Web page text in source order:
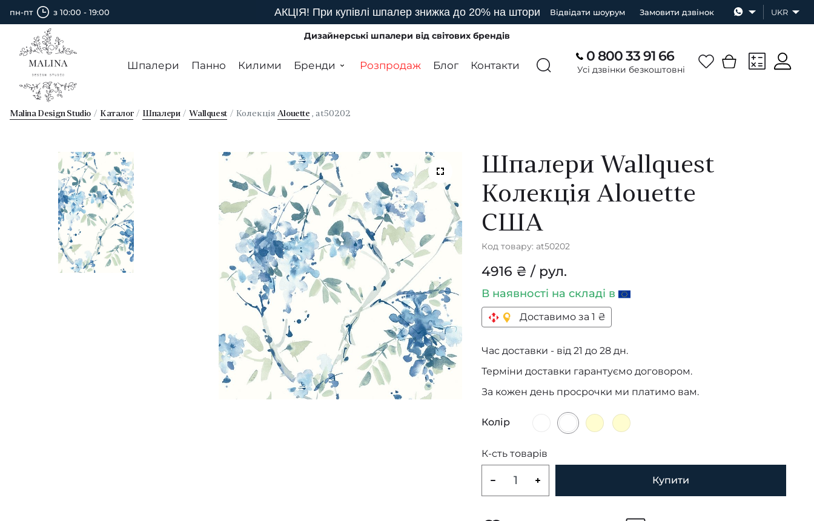
пн-пт з 10:00 - 19:00 АКЦІЯ! При купівлі шпалер знижка до 20% на штори Відвідати шоурум Замовити дзвінок UKR
Дизайнерські шпалери від світових брендів
Шпалери Панно Килими Бренди Розпродаж Блог Контакти
0 800 33 91 66
Усі дзвінки безкоштовні
Malina Design Studio Каталог Шпалери Wallquest Колекція Alouette , at50202
Шпалери Wallquest
Колекція Alouette
США
Код товару: at50202
4916 ₴ / рул.
В наявності на складі в
Доставимо за 1 ₴
Час доставки - від 21 до 28 дн.
Терміни доставки гарантуємо договором.
За кожен день просрочки ми платимо вам.
Колір
К-сть товарів
Купити